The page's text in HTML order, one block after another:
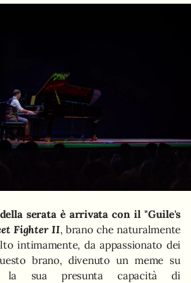
serata è arrivata con il "Guile's
Fighter II, brano che naturalmente
intimamente, da appassionato dei
brano, divenuto un meme su
la sua presunta capacità di